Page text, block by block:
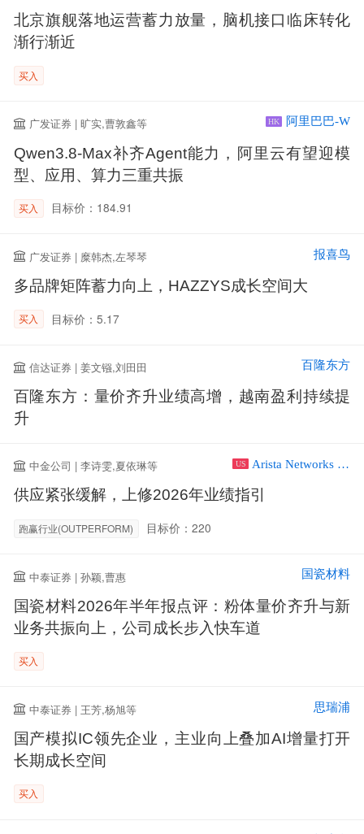
北京旗舰落地运营蓄力放量，脑机接口临床转化
渐行渐近
买入
广发证券 | 旷实,曹敦鑫等 HK 阿里巴巴-W
Qwen3.8-Max补齐Agent能力，阿里云有望迎模
型、应用、算力三重共振
买入 目标价：184.91
广发证券 | 糜韩杰,左琴琴 报喜鸟
多品牌矩阵蓄力向上，HAZZYS成长空间大
买入 目标价：5.17
信达证券 | 姜文镪,刘田田 百隆东方
百隆东方：量价齐升业绩高增，越南盈利持续提
升
中金公司 | 李诗雯,夏依琳等 US Arista Networks Inc
供应紧张缓解，上修2026年业绩指引
跑赢行业(OUTPERFORM) 目标价：220
中泰证券 | 孙颖,曹惠 国瓷材料
国瓷材料2026年半年报点评：粉体量价齐升与新
业务共振向上，公司成长步入快车道
买入
中泰证券 | 王芳,杨旭等 思瑞浦
国产模拟IC领先企业，主业向上叠加AI增量打开
长期成长空间
买入